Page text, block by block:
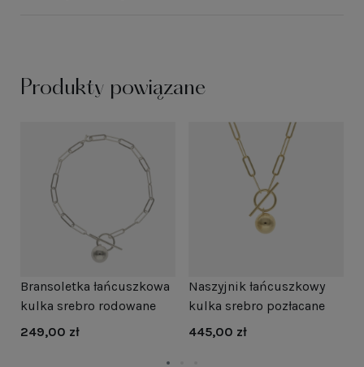
Produkty powiązane
Bransoletka łańcuszkowa
kulka srebro rodowane
249,00 zł
Naszyjnik łańcuszkowy
kulka srebro pozłacane
445,00 zł